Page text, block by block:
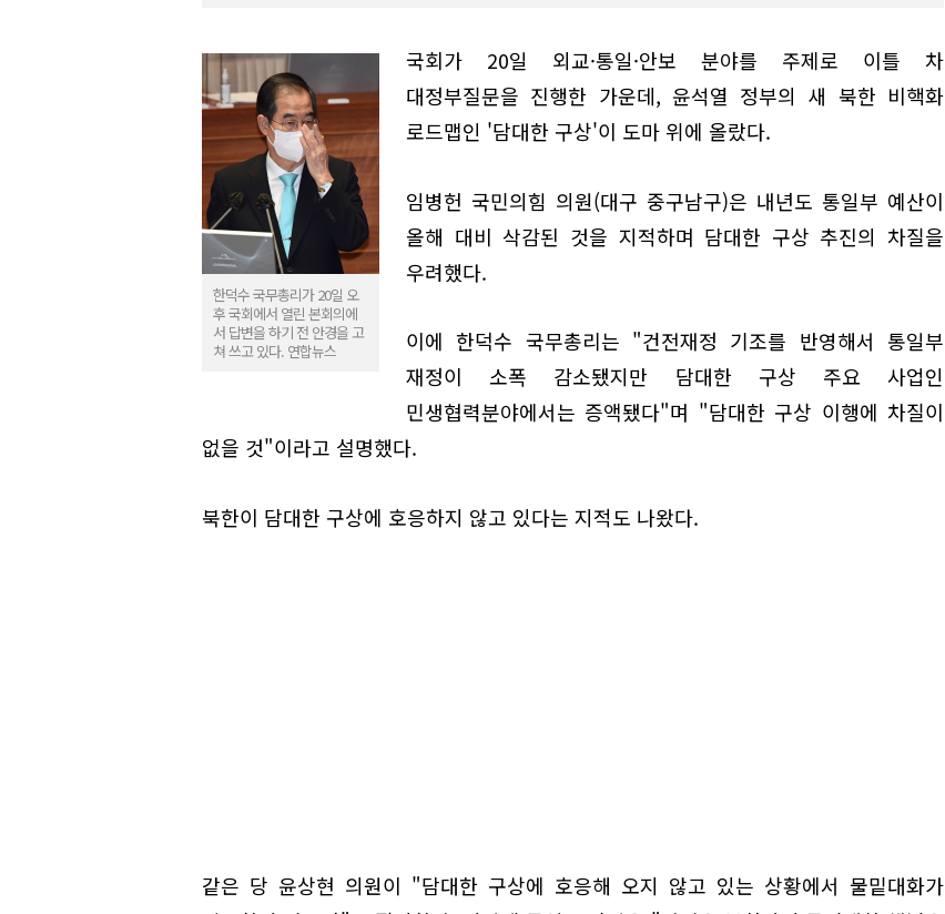
한덕수 국무총리가 20일 오
후 국회에서 열린 본회의에
서 답변을 하기 전 안경을 고
쳐 쓰고 있다. 연합뉴스
국회가 20일 외교·통일·안보 분야를 주제로 이틀 차
대정부질문을 진행한 가운데, 윤석열 정부의 새 북한 비핵화
로드맵인 '담대한 구상'이 도마 위에 올랐다.
임병헌 국민의힘 의원(대구 중구남구)은 내년도 통일부 예산이
올해 대비 삭감된 것을 지적하며 담대한 구상 추진의 차질을
우려했다.
이에 한덕수 국무총리는 "건전재정 기조를 반영해서 통일부
재정이 소폭 감소됐지만 담대한 구상 주요 사업인
민생협력분야에서는 증액됐다"며 "담대한 구상 이행에 차질이
없을 것"이라고 설명했다.
북한이 담대한 구상에 호응하지 않고 있다는 지적도 나왔다.
같은 당 윤상현 의원이 "담대한 구상에 호응해 오지 않고 있는 상황에서 물밑대화가